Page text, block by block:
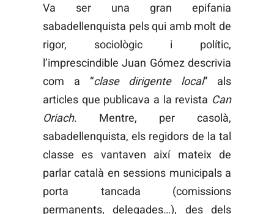
Va ser una gran epifania
sabadellenquista pels qui amb molt de
rigor, sociològic i polític,
l’imprescindible Juan Gómez descrivia
com a “clase dirigente local” als
articles que publicava a la revista Can
Oriach. Mentre, per casolà,
sabadellenquista, els regidors de la tal
classe es vantaven així mateix de
parlar català en sessions municipals a
porta tancada (comissions
permanents, delegades…), des dels